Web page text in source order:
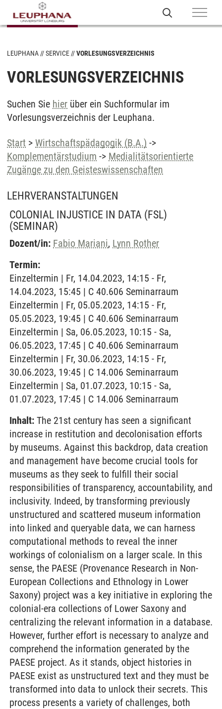
LEUPHANA SERVICE VORLESUNGSVERZEICHNIS
VORLESUNGSVERZEICHNIS
Suchen Sie hier über ein Suchformular im
Vorlesungsverzeichnis der Leuphana.
Start > Wirtschaftspädagogik (B.A.) ->
Komplementärstudium -> Medialitätsorientierte
Zugänge zu den Geisteswissenschaften
LEHRVERANSTALTUNGEN
COLONIAL INJUSTICE IN DATA (FSL)
(SEMINAR)
Dozent/in: Fabio Mariani, Lynn Rother
Termin:
Einzeltermin | Fr, 14.04.2023, 14:15 - Fr,
14.04.2023, 15:45 | C 40.606 Seminarraum
Einzeltermin | Fr, 05.05.2023, 14:15 - Fr,
05.05.2023, 19:45 | C 40.606 Seminarraum
Einzeltermin | Sa, 06.05.2023, 10:15 - Sa,
06.05.2023, 17:45 | C 40.606 Seminarraum
Einzeltermin | Fr, 30.06.2023, 14:15 - Fr,
30.06.2023, 19:45 | C 14.006 Seminarraum
Einzeltermin | Sa, 01.07.2023, 10:15 - Sa,
01.07.2023, 17:45 | C 14.006 Seminarraum
Inhalt: The 21st century has seen a significant
increase in restitution and decolonisation efforts
by museums. Against this backdrop, data creation
and management have become crucial tools for
museums as they seek to fulfill their social
responsibilities of transparency, accountability, and
inclusivity. Indeed, by transforming previously
unstructured and scattered museum information
into linked and queryable data, we can harness
computational methods to reveal the inner
workings of colonialism on a larger scale. In this
sense, the PAESE (Provenance Research in Non-
European Collections and Ethnology in Lower
Saxony) project was a key initiative in exploring the
colonial-era collections of Lower Saxony and
centralizing the relevant information in a database.
However, further effort is necessary to analyze and
comprehend the information generated by the
PAESE project. As it stands, object histories in
PAESE exist as unstructured text and they must be
transformed into data to unlock their secrets. This
process presents a variety of challenges, both